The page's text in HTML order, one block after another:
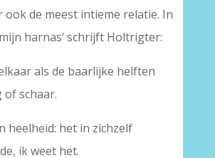
ook de meest intieme relatie. In
harnas’ schrijft Holtrigter:
als de baarlijke helften
of schaar.
heelheid: het in zichzelf
ik weet het.